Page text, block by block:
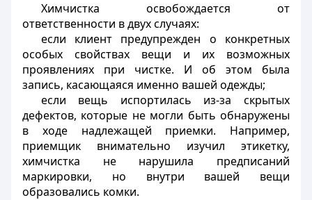
Химчистка освобождается от
ответственности в двух случаях:
если клиент предупрежден о конкретных
особых свойствах вещи и их возможных
проявлениях при чистке. И об этом была
запись, касающаяся именно вашей одежды;
если вещь испортилась из-за скрытых
дефектов, которые не могли быть обнаружены
в ходе надлежащей приемки. Например,
приемщик внимательно изучил этикетку,
химчистка не нарушила предписаний
маркировки, но внутри вашей вещи
образовались комки.